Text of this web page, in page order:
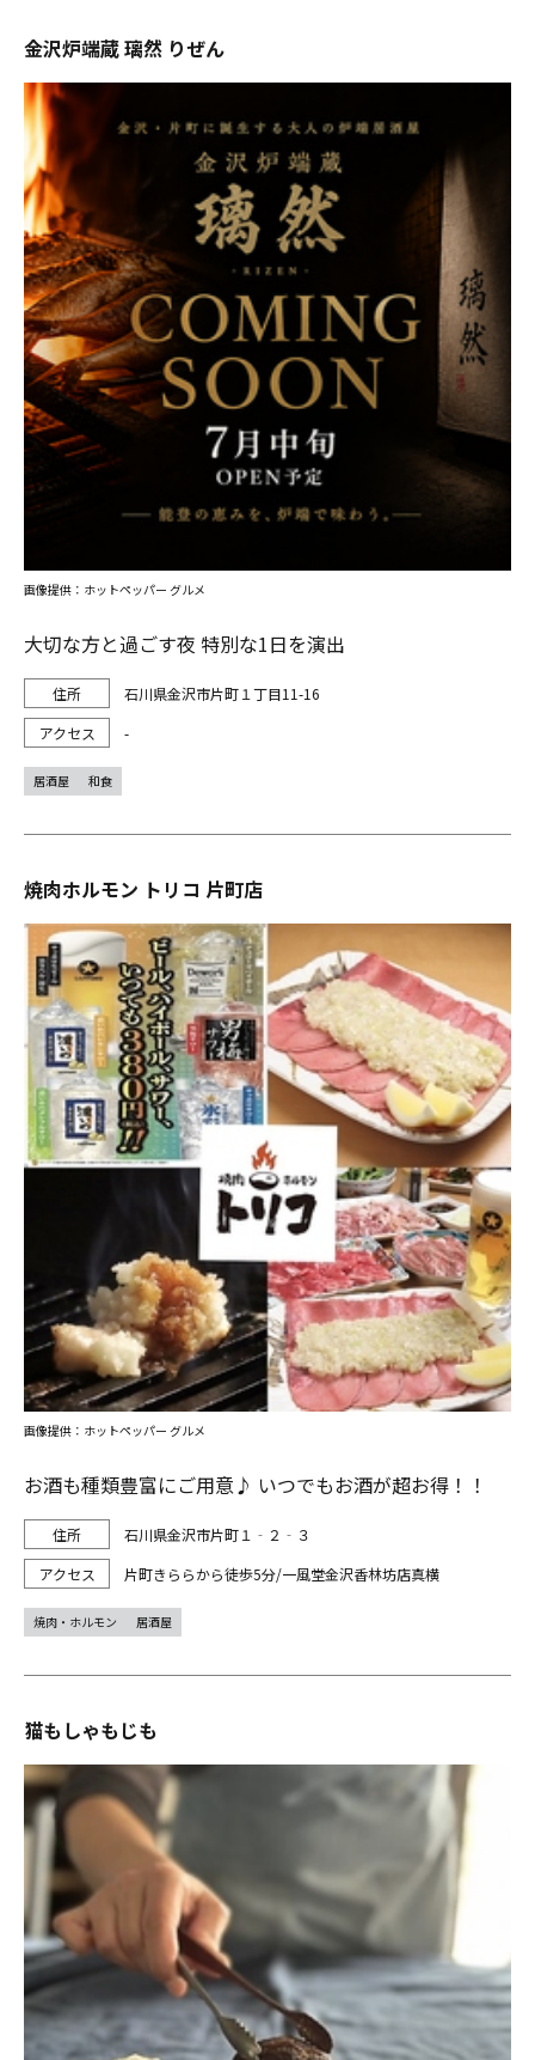
金沢炉端蔵 璃然 りぜん
大切な方と過ごす夜 特別な1日を演出
石川県金沢市片町１丁目11-16
-
画像提供：ホットペッパー グルメ
居酒屋 和食
焼肉ホルモン トリコ 片町店
お酒も種類豊富にご用意♪ いつでもお酒が超お得！！
石川県金沢市片町１‐２‐３
片町きららから徒歩5分/一風堂金沢香林坊店真横
画像提供：ホットペッパー グルメ
焼肉・ホルモン 居酒屋
猫もしゃもじも